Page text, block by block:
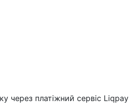
через платіжний сервіс Liqpay